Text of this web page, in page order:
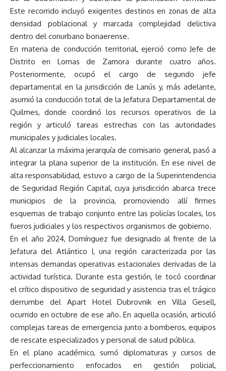
Este recorrido incluyó exigentes destinos en zonas de alta
densidad poblacional y marcada complejidad delictiva
dentro del conurbano bonaerense.
En materia de conducción territorial, ejerció como Jefe de
Distrito en Lomas de Zamora durante cuatro años.
Posteriormente, ocupó el cargo de segundo jefe
departamental en la jurisdicción de Lanús y, más adelante,
asumió la conducción total de la Jefatura Departamental de
Quilmes, donde coordinó los recursos operativos de la
región y articuló tareas estrechas con las autoridades
municipales y judiciales locales.
Al alcanzar la máxima jerarquía de comisario general, pasó a
integrar la plana superior de la institución. En ese nivel de
alta responsabilidad, estuvo a cargo de la Superintendencia
de Seguridad Región Capital, cuya jurisdicción abarca trece
municipios de la provincia, promoviendo allí firmes
esquemas de trabajo conjunto entre las policías locales, los
fueros judiciales y los respectivos organismos de gobierno.
En el año 2024, Domínguez fue designado al frente de la
Jefatura del Atlántico I, una región caracterizada por las
intensas demandas operativas estacionales derivadas de la
actividad turística. Durante esta gestión, le tocó coordinar
el crítico dispositivo de seguridad y asistencia tras el trágico
derrumbe del Apart Hotel Dubrovnik en Villa Gesell,
ocurrido en octubre de ese año. En aquella ocasión, articuló
complejas tareas de emergencia junto a bomberos, equipos
de rescate especializados y personal de salud pública.
En el plano académico, sumó diplomaturas y cursos de
perfeccionamiento enfocados en gestión policial,